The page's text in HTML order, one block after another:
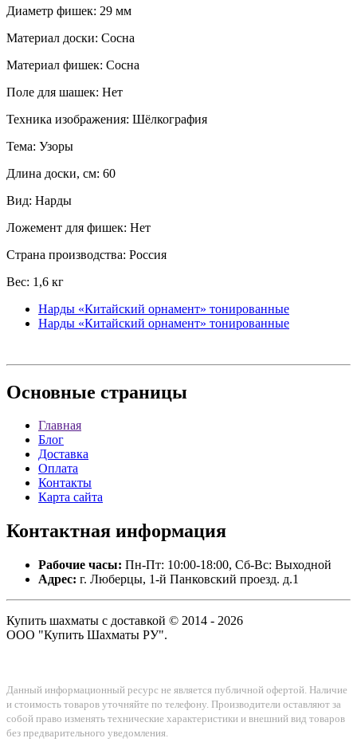
Диаметр фишек: 29 мм
Материал доски: Сосна
Материал фишек: Сосна
Поле для шашек: Нет
Техника изображения: Шёлкография
Тема: Узоры
Длина доски, см: 60
Вид: Нарды
Ложемент для фишек: Нет
Страна производства: Россия
Вес: 1,6 кг
Нарды «Китайский орнамент» тонированные
Нарды «Китайский орнамент» тонированные
Основные страницы
Главная
Блог
Доставка
Оплата
Контакты
Карта сайта
Контактная информация
Рабочие часы: Пн-Пт: 10:00-18:00, Сб-Вс: Выходной
Адрес: г. Люберцы, 1-й Панковский проезд. д.1
Купить шахматы с доставкой © 2014 - 2026
ООО "Купить Шахматы РУ".
Данный информационный ресурс не является публичной офертой. Наличие
и стоимость товаров уточняйте по телефону. Производители оставляют за
собой право изменять технические характеристики и внешний вид товаров
без предварительного уведомления.